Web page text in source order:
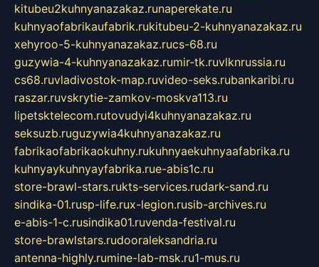
kitubeu2kuhnyanazakaz.runaperekate.ru
kuhnyaofabrikaufabrik.rukitubeu-2-kuhnyanazakaz.ru
xehyroo-5-kuhnyanazakaz.rucs-68.ru
guzywia-4-kuhnyanazakaz.rumir-tk.ruvlknrussia.ru
cs68.ruvladivostok-map.ruvideo-seks.rubankaribi.ru
raszar.ruvskrytie-zamkov-moskva113.ru
lipetsktelecom.rutovudyi4kuhnyanazakaz.ru
seksuzb.ruguzywia4kuhnyanazakaz.ru
fabrikaofabrikaokuhny.rukuhnyaekuhnyaafabrika.ru
kuhnyaykuhnyayfabrika.rue-abis1c.ru
store-brawl-stars.rukts-services.rudark-sand.ru
sindika-01.rusp-life.rux-legion.rusib-archives.ru
e-abis-1-c.rusindika01.ruvenda-festival.ru
store-brawlstars.rudooraleksandria.ru
antenna-highly.rumine-lab-msk.ru1-mus.ru